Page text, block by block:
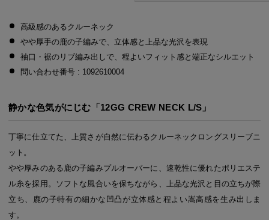
高級感のあるクルーネック
やや厚手の鹿の子編みで、立体感と上品な光沢を表現
袖口・裾のリブ編み出しで、程よいフィット感と端正なシルエット
問い合わせ番号 : 1092610004
静かな色気がにじむ「12GG CREW NECK L/S」
丁寧に仕立てた、上質さが自然に伝わるクルーネックロングスリーブニ
ット。
やや厚みのある鹿の子編みプルオーバーに、速乾性に優れたポリエステ
ル糸を採用。ソフトな風合いを保ちながら、上品な光沢と目の立ちが際
立ち、鹿の子特有の細かな凹凸が立体感と程よい嵩高感を生み出しま
す。